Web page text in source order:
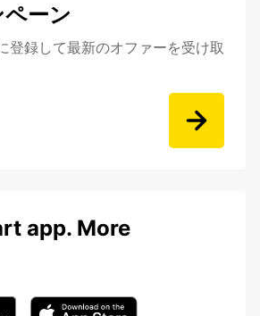
ーン
登録して最新のオファーを受け取
app. More